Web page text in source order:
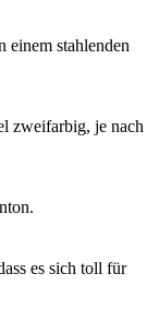
einem stahlenden
zweifarbig, je nach
es sich toll für